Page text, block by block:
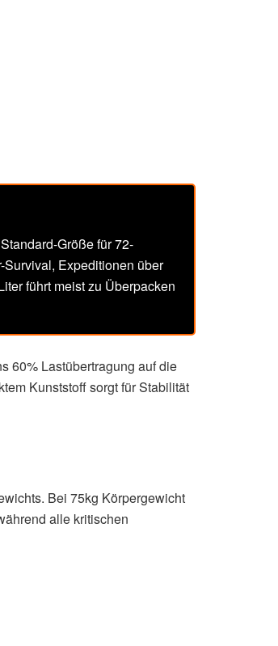
Größe für 72-
Expeditionen über
führt meist zu Überpacken
60% Lastübertragung auf die
Kunststoff sorgt für Stabilität
Bei 75kg Körpergewicht
alle kritischen